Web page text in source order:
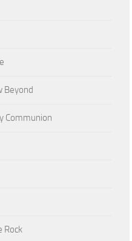
Beyond
Communion
Rock